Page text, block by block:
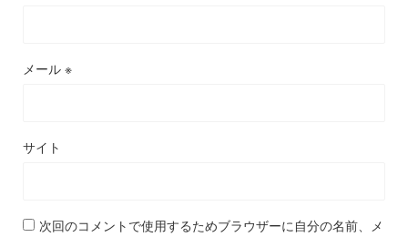
メール ※
サイト
次回のコメントで使用するためブラウザーに自分の名前、メ